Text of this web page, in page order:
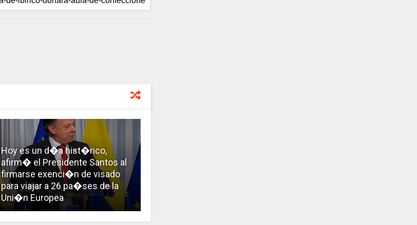
Hoy es un d�a hist�rico,
afirm� el Presidente Santos al
firmarse exenci�n de visado
para viajar a 26 pa�ses de la
Uni�n Europea